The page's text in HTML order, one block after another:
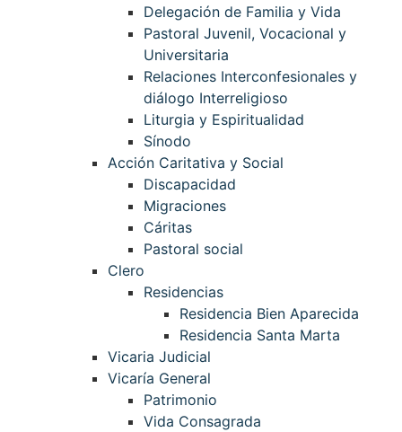
Delegación de Familia y Vida
Pastoral Juvenil, Vocacional y
Universitaria
Relaciones Interconfesionales y
diálogo Interreligioso
Liturgia y Espiritualidad
Sínodo
Acción Caritativa y Social
Discapacidad
Migraciones
Cáritas
Pastoral social
Clero
Residencias
Residencia Bien Aparecida
Residencia Santa Marta
Vicaria Judicial
Vicaría General
Patrimonio
Vida Consagrada